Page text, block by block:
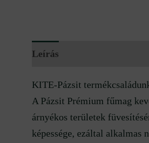
Leírás
KITE-Pázsit
A Pázsit Prémium fűmag
árnyékos területek
képessége, ezáltal alkalmas